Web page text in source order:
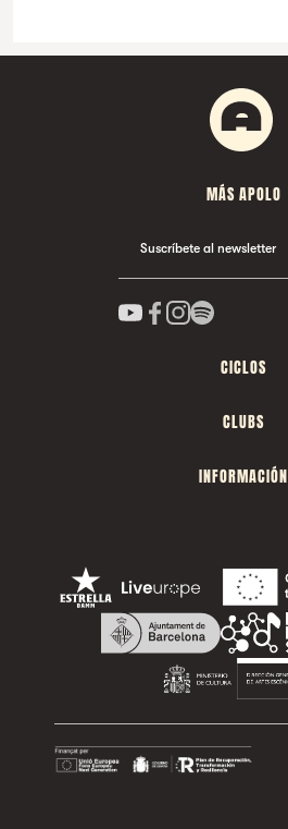
MÁS APOLO
Suscríbete al newsletter
CICLOS
CLUBS
INFORMACIÓN